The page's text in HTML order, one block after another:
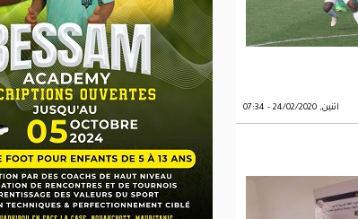
اثنين, 24/02/2020 - 07:34